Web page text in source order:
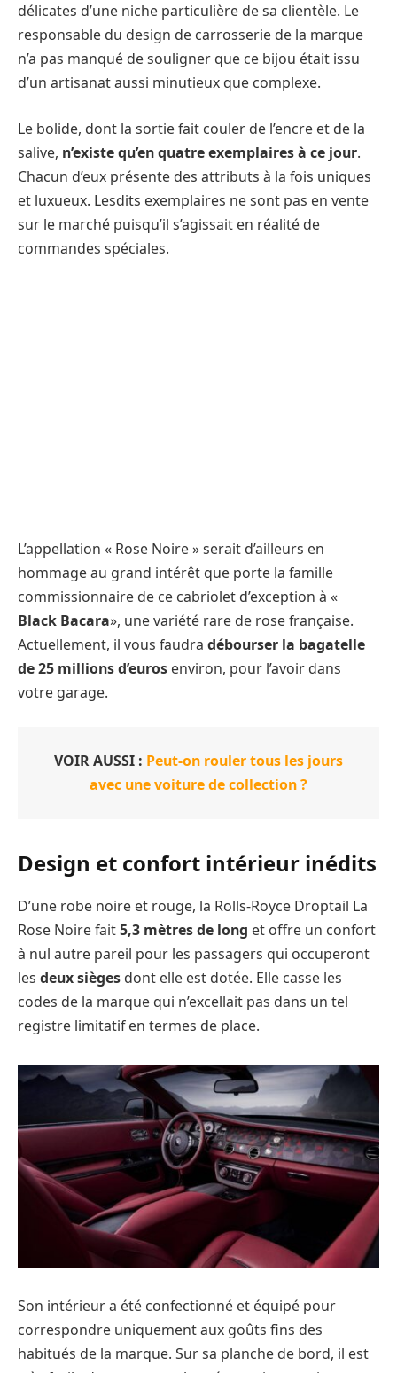
délicates d’une niche particulière de sa clientèle. Le
responsable du design de carrosserie de la marque
n’a pas manqué de souligner que ce bijou était issu
d’un artisanat aussi minutieux que complexe.
Le bolide, dont la sortie fait couler de l’encre et de la
salive, n’existe qu’en quatre exemplaires à ce jour.
Chacun d’eux présente des attributs à la fois uniques
et luxueux. Lesdits exemplaires ne sont pas en vente
sur le marché puisqu’il s’agissait en réalité de
commandes spéciales.
L’appellation « Rose Noire » serait d’ailleurs en
hommage au grand intérêt que porte la famille
commissionnaire de ce cabriolet d’exception à «
Black Bacara», une variété rare de rose française.
Actuellement, il vous faudra débourser la bagatelle
de 25 millions d’euros environ, pour l’avoir dans
votre garage.
VOIR AUSSI : Peut-on rouler tous les jours
avec une voiture de collection ?
Design et confort intérieur inédits
D’une robe noire et rouge, la Rolls-Royce Droptail La
Rose Noire fait5,3 mètres de long et offre un confort
à nul autre pareil pour les passagers qui occuperont
les deux sièges dont elle est dotée. Elle casse les
codes de la marque qui n’excellait pas dans un tel
registre limitatif en termes de place.
Son intérieur a été confectionné et équipé pour
correspondre uniquement aux goûts fins des
habitués de la marque. Sur sa planche de bord, il est